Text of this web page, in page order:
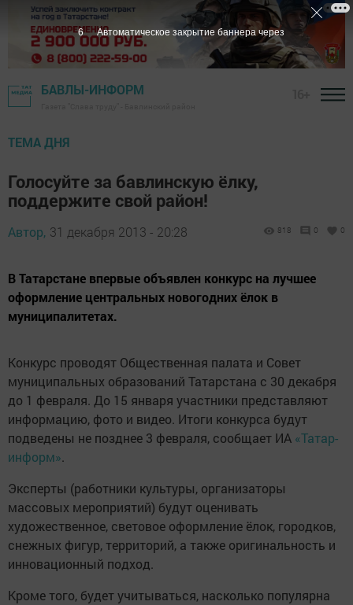
БАВЛЫ-ИНФОРМ
ТЕМА ДНЯ
Голосуйте за бавлинскую ёлку,
поддержите свой район!
Автор, 31 декабря 2013 - 20:28 818 0 0
В Татарстане впервые объявлен конкурс на лучшее
оформление центральных новогодних ёлок в
муниципалитетах.
Конкурс проводят Общественная палата и Совет
муниципальных образований Татарстана с 30 декабря
до 1 февраля. До 15 января участники представляют
информацию, фото и видео. Итоги конкурса будут
подведены не позднее 3 февраля, сообщает ИА «Татар-
информ».
Эксперты (работники культуры, организаторы
массовых мероприятий) будут оценивать
художественное, световое оформление ёлок, городков,
снежных фигур, территорий, а также оригинальность и
инновационный подход.
Кроме того, будет учитываться, насколько популярна
5 Автоматическое закрытие баннера через